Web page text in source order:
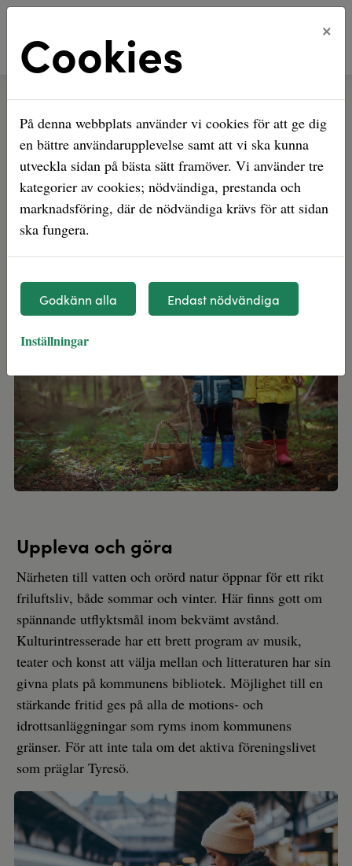
Hem Om Tyresö
Vackra, trygga Tyresö
Stora friluftsområden och fina naturreservat
på två mils avstånd från Stockholms city – det
är inte konstigt att 50 000 personer har valt
Uppleva och göra
Närheten till vatten och orörd natur öppnar för ett rikt
friluftsliv, både sommar och vinter. Här finns gott om
spännande utflyktsmål inom bekvämt avstånd.
Kulturintresserade har ett brett program av musik,
teater och konst att välja mellan och litteraturen har sin
givna plats på kommunens bibliotek. Möjlighet till en
stärkande fritid ges på alla de motions- och
idrottsanläggningar som ryms inom kommunens
gränser. För att inte tala om det aktiva föreningslivet
som präglar Tyresö.
Cookies ×
På denna webbplats använder vi cookies för att ge dig
en bättre användarupplevelse samt att vi ska kunna
utveckla sidan på bästa sätt framöver. Vi använder tre
kategorier av cookies; nödvändiga, prestanda och
marknadsföring, där de nödvändiga krävs för att sidan
ska fungera.
Godkänn alla Endast nödvändiga
Inställningar